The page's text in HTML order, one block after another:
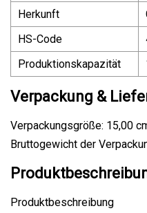
Herkunft
HS-Code
Produktionskapazität
Verpackung &
Verpackungsgröße: 15,00
Bruttogewicht der
Produktbeschreibung